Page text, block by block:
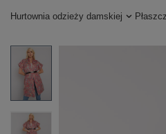
Hurtownia odzieży damskiej